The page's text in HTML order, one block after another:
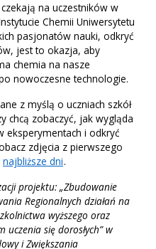
na uczestników w
Chemii Uniwersytetu
pasjonatów nauki, odkryć
jest to okazja, aby
chemia na nasze
nowoczesne technologie.
z myślą o uczniach szkół
chcą zobaczyć, jak wygląda
eksperymentach i odkryć
zdjęcia z pierwszego
najbliższe dni.
projektu: „Zbudowanie
Regionalnych działań na
wyższego oraz
uczenia się dorosłych” w
i Zwiększania